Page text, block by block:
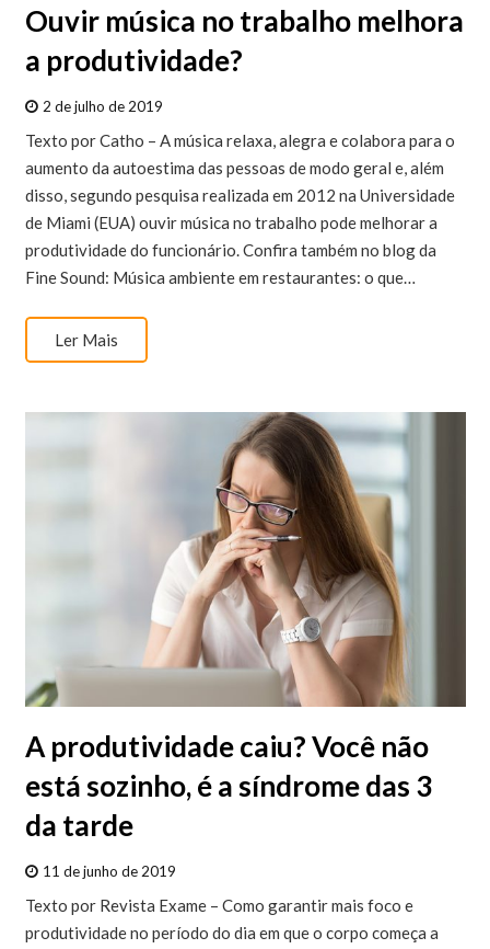
Ouvir música no trabalho melhora
a produtividade?
2 de julho de 2019
Texto por Catho – A música relaxa, alegra e colabora para o
aumento da autoestima das pessoas de modo geral e, além
disso, segundo pesquisa realizada em 2012 na Universidade
de Miami (EUA) ouvir música no trabalho pode melhorar a
produtividade do funcionário. Confira também no blog da
Fine Sound: Música ambiente em restaurantes: o que…
Ler Mais
A produtividade caiu? Você não
está sozinho, é a síndrome das 3
da tarde
11 de junho de 2019
Texto por Revista Exame – Como garantir mais foco e
produtividade no período do dia em que o corpo começa a